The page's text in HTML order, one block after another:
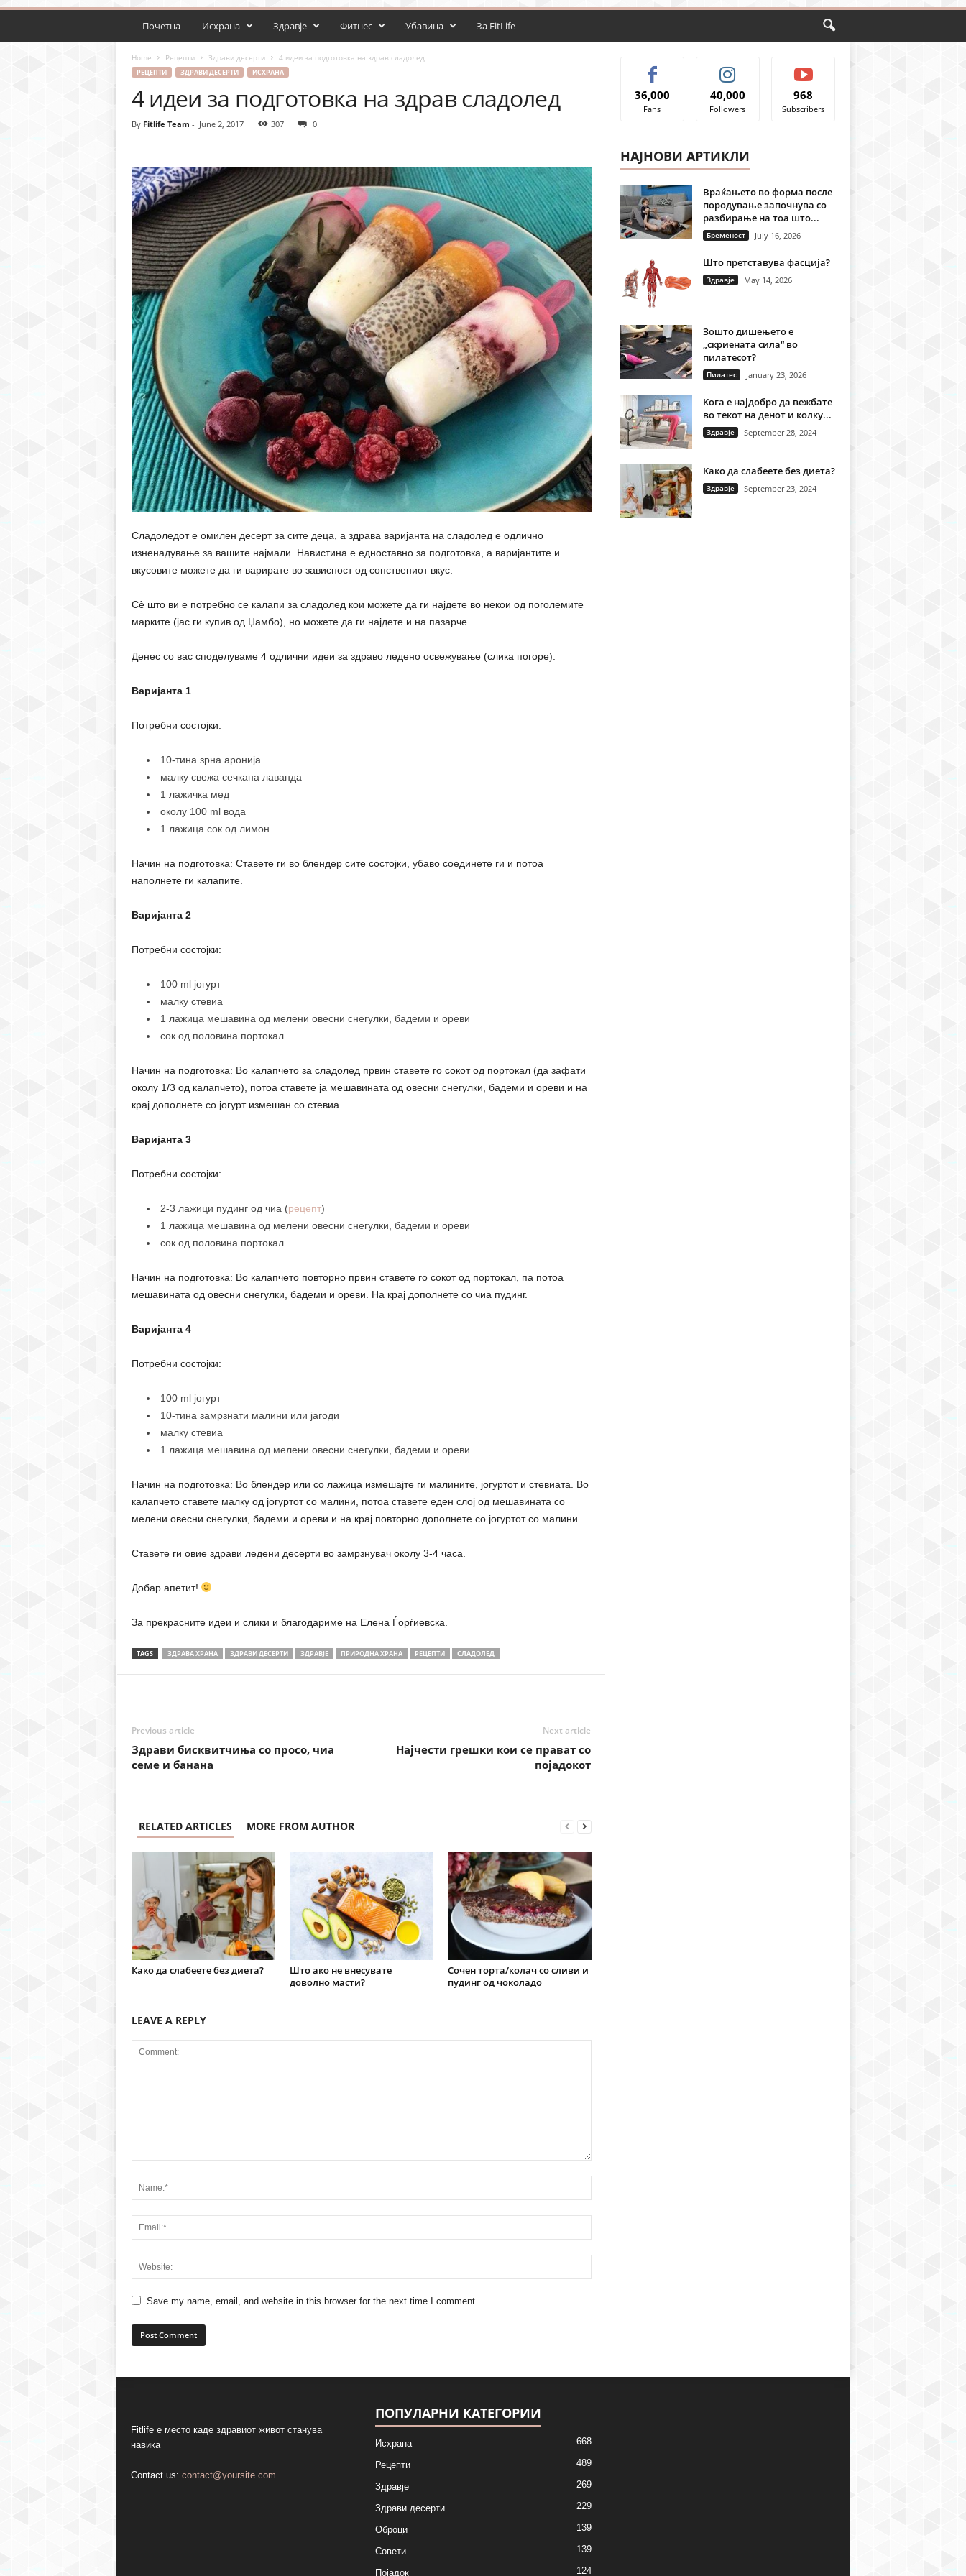
Почетна Исхрана Здравје Фитнес Убавина За FitLife
Home Рецепти Здрави десерти 4 идеи за подготовка на здрав сладолед
РЕЦЕПТИ ЗДРАВИ ДЕСЕРТИ ИСХРАНА
4 идеи за подготовка на здрав сладолед
By Fitlife Team - June 2, 2017 307 0
Сладоледот е омилен десерт за сите деца, а здрава варијанта на сладолед е одлично
изненадување за вашите најмали. Навистина е едноставно за подготовка, а варијантите и
вкусовите можете да ги варирате во зависност од сопствениот вкус.
Сè што ви е потребно се калапи за сладолед кои можете да ги најдете во некои од поголемите
марките (јас ги купив од Џамбо), но можете да ги најдете и на пазарче.
Денес со вас споделуваме 4 одлични идеи за здраво ледено освежување (слика погоре).
Варијанта 1
Потребни состојки:
10-тина зрна аронија
малку свежа сечкана лаванда
1 лажичка мед
околу 100 ml вода
1 лажица сок од лимон.
Начин на подготовка: Ставете ги во блендер сите состојки, убаво соединете ги и потоа
наполнете ги калапите.
Варијанта 2
Потребни состојки:
100 ml јогурт
малку стевиа
1 лажица мешавина од мелени овесни снегулки, бадеми и ореви
сок од половина портокал.
Начин на подготовка: Во калапчето за сладолед првин ставете го сокот од портокал (да зафати
околу 1/3 од калапчето), потоа ставете ја мешавината од овесни снегулки, бадеми и ореви и на
крај дополнете со јогурт измешан со стевиа.
Варијанта 3
Потребни состојки:
2-3 лажици пудинг од чиа (рецепт)
1 лажица мешавина од мелени овесни снегулки, бадеми и ореви
сок од половина портокал.
Начин на подготовка: Во калапчето повторно првин ставете го сокот од портокал, па потоа
мешавината од овесни снегулки, бадеми и ореви. На крај дополнете со чиа пудинг.
Варијанта 4
Потребни состојки:
100 ml јогурт
10-тина замрзнати малини или јагоди
малку стевиа
1 лажица мешавина од мелени овесни снегулки, бадеми и ореви.
Начин на подготовка: Во блендер или со лажица измешајте ги малините, јогуртот и стевиата. Во
калапчето ставете малку од јогуртот со малини, потоа ставете еден слој од мешавината со
мелени овесни снегулки, бадеми и ореви и на крај повторно дополнете со јогуртот со малини.
Ставете ги овие здрави ледени десерти во замрзнувач околу 3-4 часа.
Добар апетит!
За прекрасните идеи и слики и благодариме на Елена Ѓорѓиевска.
TAGS ЗДРАВА ХРАНА ЗДРАВИ ДЕСЕРТИ ЗДРАВЈЕ ПРИРОДНА ХРАНА РЕЦЕПТИ СЛАДОЛЕД
Previous article
Здрави бисквитчиња со просо, чиа
семе и банана
Next article
Најчести грешки кои се прават со
појадокот
RELATED ARTICLES MORE FROM AUTHOR
Како да слабеете без диета?
Што ако не внесувате
доволно масти?
Сочен торта/колач со сливи и
пудинг од чоколадо
LEAVE A REPLY
Save my name, email, and website in this browser for the next time I comment.
36,000
Fans
40,000
Followers
968
Subscribers
НАЈНОВИ АРТИКЛИ
Враќањето во форма после
породување започнува со
разбирање на тоа што...
Бременост July 16, 2026
Што претставува фасција?
Здравје May 14, 2026
Зошто дишењето е
„скриената сила“ во
пилатесот?
Пилатес January 23, 2026
Кога е најдобро да вежбате
во текот на денот и колку...
Здравје September 28, 2024
Како да слабеете без диета?
Здравје September 23, 2024
Fitlife е место каде здравиот живот станува
навика
Contact us: contact@yoursite.com
ПОПУЛАРНИ КАТЕГОРИИ
Исхрана 668
Рецепти 489
Здравје 269
Здрави десерти 229
Оброци 139
Совети 139
Појадок 124